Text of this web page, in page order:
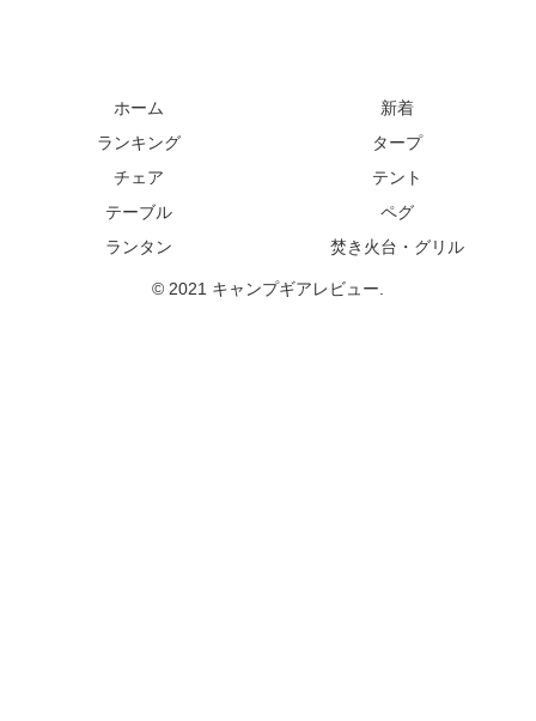
ホーム
新着
ランキング
タープ
チェア
テント
テーブル
ペグ
ランタン
焚き火台・グリル
© 2021 キャンプギアレビュー.